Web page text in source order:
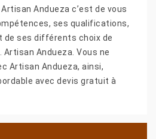
Andueza c’est de vous
ses qualifications,
de ses différents choix de
Andueza. Vous ne
Artisan Andueza, ainsi,
avec devis gratuit à